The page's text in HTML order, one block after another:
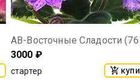
3000 ₽
стартер